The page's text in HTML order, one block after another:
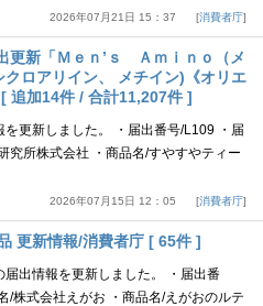
2026年07月21日 15：37 消費者庁
更新「Ｍｅｎ’ｓ Ａｍｉｎｏ（メ
ロアリイン、 メチイン)《オリエ
追加14件 / 合計11,207件 ]
更新しました。 ・届出番号/L109 ・届
究所株式会社 ・商品名/すやすやティー
2026年07月15日 12：05 消費者庁
更新情報/消費者庁 [ 65件 ]
届出情報を更新しました。 ・届出番
/株式会社えがお ・商品名/えがおのルテ